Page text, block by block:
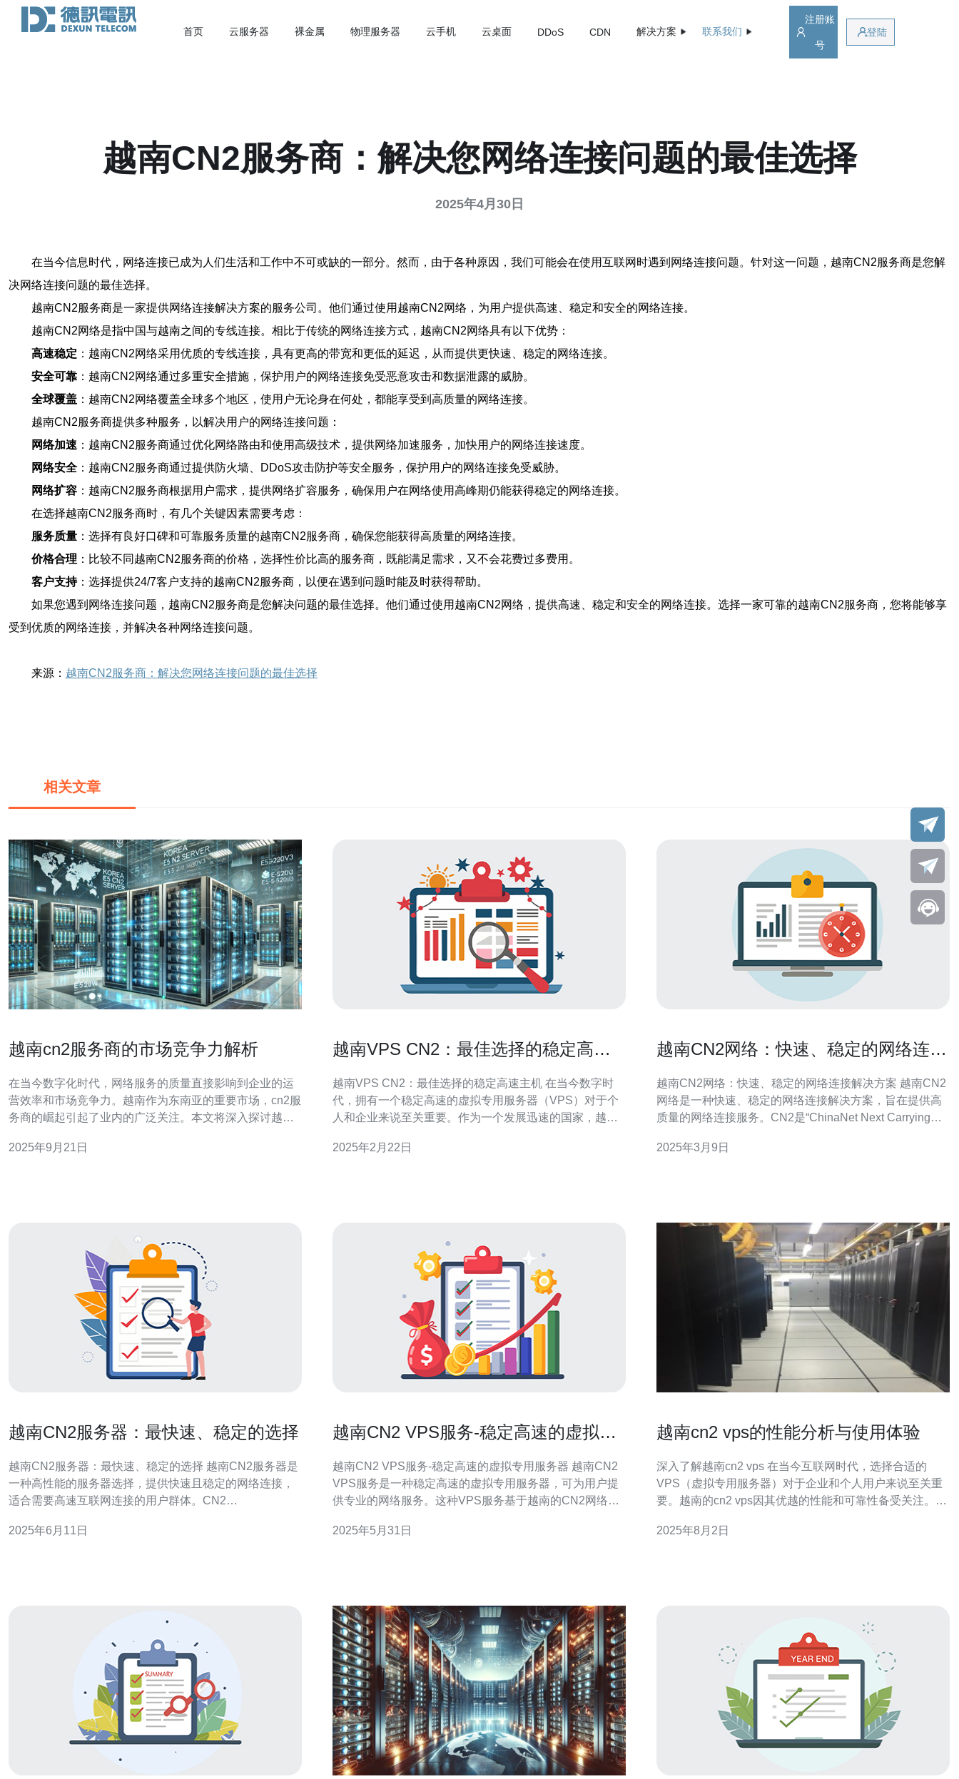
首页 云服务器 裸金属 物理服务器 云手机 云桌面 DDoS CDN 解决方案 联系我们
注册账
号
登陆
越南CN2服务商：解决您网络连接问题的最佳选择
2025年4月30日
在当今信息时代，网络连接已成为人们生活和工作中不可或缺的一部分。然而，由于各种原因，我们可能会在使用互联网时遇到网络连接问题。针对这一问题，越南CN2服务商是您解
决网络连接问题的最佳选择。
越南CN2服务商是一家提供网络连接解决方案的服务公司。他们通过使用越南CN2网络，为用户提供高速、稳定和安全的网络连接。
越南CN2网络是指中国与越南之间的专线连接。相比于传统的网络连接方式，越南CN2网络具有以下优势：
高速稳定 ：越南CN2网络采用优质的专线连接，具有更高的带宽和更低的延迟，从而提供更快速、稳定的网络连接。
安全可靠 ：越南CN2网络通过多重安全措施，保护用户的网络连接免受恶意攻击和数据泄露的威胁。
全球覆盖 ：越南CN2网络覆盖全球多个地区，使用户无论身在何处，都能享受到高质量的网络连接。
越南CN2服务商提供多种服务，以解决用户的网络连接问题：
网络加速 ：越南CN2服务商通过优化网络路由和使用高级技术，提供网络加速服务，加快用户的网络连接速度。
网络安全 ：越南CN2服务商通过提供防火墙、DDoS攻击防护等安全服务，保护用户的网络连接免受威胁。
网络扩容 ：越南CN2服务商根据用户需求，提供网络扩容服务，确保用户在网络使用高峰期仍能获得稳定的网络连接。
在选择越南CN2服务商时，有几个关键因素需要考虑：
服务质量 ：选择有良好口碑和可靠服务质量的越南CN2服务商，确保您能获得高质量的网络连接。
价格合理 ：比较不同越南CN2服务商的价格，选择性价比高的服务商，既能满足需求，又不会花费过多费用。
客户支持：选择提供24/7客户支持的越南CN2服务商，以便在遇到问题时能及时获得帮助。
如果您遇到网络连接问题，越南CN2服务商是您解决问题的最佳选择。他们通过使用越南CN2网络，提供高速、稳定和安全的网络连接。选择一家可靠的越南CN2服务商，您将能够享
受到优质的网络连接，并解决各种网络连接问题。
来源： 越南CN2服务商：解决您网络连接问题的最佳选择
相关文章
越南cn2服务商的市场竞争力解析
在当今数字化时代，网络服务的质量直接影响到企业的运
营效率和市场竞争力。越南作为东南亚的重要市场，cn2服
务商的崛起引起了业内的广泛关注。本文将深入探讨越南
以下是三大精华要点： 首先，越南的cn2服务商在网络基
2025年9月21日
越南VPS CN2：最佳选择的稳定高速
越南VPS CN2：最佳选择的稳定高速主机 在当今数字时
代，拥有一个稳定高速的虚拟专用服务器（VPS）对于个
人和企业来说至关重要。作为一个发展迅速的国家，越南
CN2主机成为了许多人的首选，它提供了卓越的性能和稳
2025年2月22日
越南CN2网络：快速、稳定的网络连接
越南CN2网络：快速、稳定的网络连接解决方案 越南CN2
网络是一种快速、稳定的网络连接解决方案，旨在提供高
质量的网络连接服务。CN2是“ChinaNet Next Carrying
网服务。越南CN2网络是中国电信与越南电信合作搭建的
2025年3月9日
越南CN2服务器：最快速、稳定的选择
越南CN2服务器：最快速、稳定的选择 越南CN2服务器是
一种高性能的服务器选择，提供快速且稳定的网络连接，
适合需要高速互联网连接的用户群体。CN2
与其他传统线路相比，具有更快的速度和更稳定的连接。
2025年6月11日
越南CN2 VPS服务-稳定高速的虚拟专
越南CN2 VPS服务-稳定高速的虚拟专用服务器 越南CN2
VPS服务是一种稳定高速的虚拟专用服务器，可为用户提
供专业的网络服务。这种VPS服务基于越南的CN2网络，
表现优异。 越南CN2 VPS服务具有以下特点：
2025年5月31日
越南cn2 vps的性能分析与使用体验
深入了解越南cn2 vps 在当今互联网时代，选择合适的
VPS（虚拟专用服务器）对于企业和个人用户来说至关重
要。越南的cn2 vps因其优越的性能和可靠性备受关注。本
助您做出明智的选择。 以下是本文的三个精华内容： 性能
2025年8月2日